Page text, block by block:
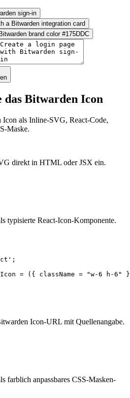
sign-in
a Bitwarden integration card
brand color #175DDC
das Bitwarden Icon
als Inline-SVG, React-Code,
Maske.
direkt in HTML oder JSX ein.
typisierte React-Icon-Komponente.
= ({ className = "w-6 h-
Icon-URL mit Quellenangabe.
farblich anpassbares CSS-Masken-